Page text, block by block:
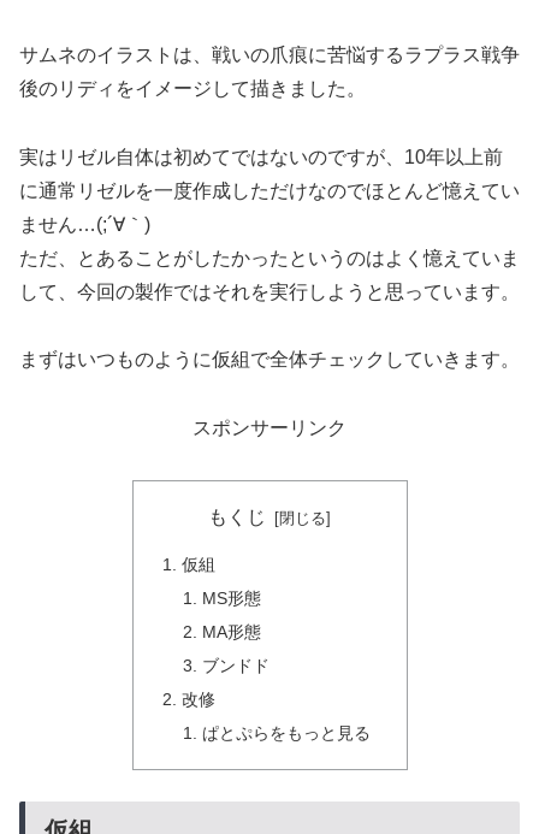
サムネのイラストは、戦いの爪痕に苦悩するラプラス戦争
後のリディをイメージして描きました。
実はリゼル自体は初めてではないのですが、10年以上前
に通常リゼルを一度作成しただけなのでほとんど憶えてい
ません…(;´∀｀)
ただ、とあることがしたかったというのはよく憶えていま
して、今回の製作ではそれを実行しようと思っています。
まずはいつものように仮組で全体チェックしていきます。
スポンサーリンク
もくじ
仮組
MS形態
MA形態
ブンドド
改修
ぱとぷらをもっと見る